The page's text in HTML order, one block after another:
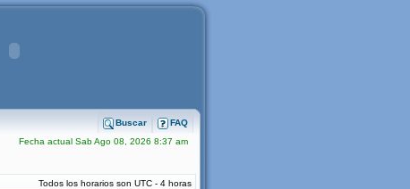
FAQ
Buscar
Fecha actual Sab Ago 08, 2026 8:37 am
Todos los horarios son UTC - 4 horas